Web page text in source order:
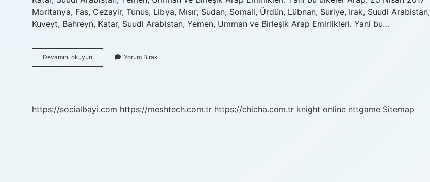
Moritanya, Fas, Cezayir, Tunus, Libya, Mısır, Sudan, Somali, Ürdün, Lübnan, Suriye, Irak, Suudi Arabistan,
Kuveyt, Bahreyn, Katar, Suudi Arabistan, Yemen, Umman ve Birleşik Arap Emirlikleri. Yani bu…
Devamını okuyun
Ülkeler
Yorum Bırak
https://socialbayi.com https://meshtech.com.tr https://chicha.com.tr knight online nttgame Sitemap